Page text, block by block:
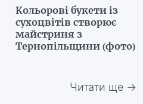
Кольорові букети із
сухоцвітів створює
майстриня з
Тернопільщини (фото)
Читати ще →